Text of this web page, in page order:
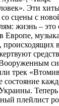
Эти
со сцены с
жизнь – это
Европе,
происходящих
трек
состояние
плейлист